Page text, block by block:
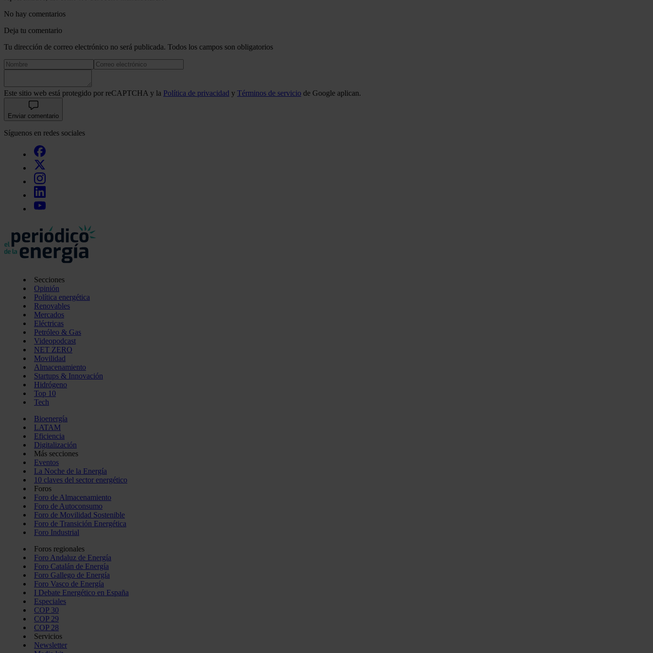
No hay comentarios
Deja tu comentario
Tu dirección de correo electrónico no será publicada. Todos los campos son obligatorios
Este sitio web está protegido por reCAPTCHA y la Política de privacidad y Términos de servicio de Google aplican.
Enviar comentario
Síguenos en redes sociales
Secciones
Opinión
Política energética
Renovables
Mercados
Eléctricas
Petróleo & Gas
Videopodcast
NET ZERO
Movilidad
Almacenamiento
Startups & Innovación
Hidrógeno
Top 10
Tech
Bioenergía
LATAM
Eficiencia
Digitalización
Más secciones
Eventos
La Noche de la Energía
10 claves del sector energético
Foros
Foro de Almacenamiento
Foro de Autoconsumo
Foro de Movilidad Sostenible
Foro de Transición Energética
Foro Industrial
Foros regionales
Foro Andaluz de Energía
Foro Catalán de Energía
Foro Gallego de Energía
Foro Vasco de Energía
I Debate Energético en España
Especiales
COP 30
COP 29
COP 28
Servicios
Newsletter